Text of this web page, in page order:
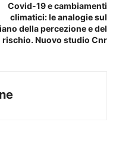
Covid-19 e cambiamenti
climatici: le analogie sul
della percezione e del
rischio. Nuovo studio Cnr